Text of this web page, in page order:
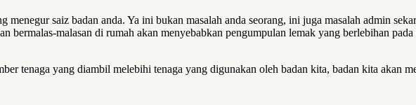
menegur saiz badan anda. Ya ini bukan masalah anda seorang, ini juga masalah admin
bermalas-malasan di rumah akan menyebabkan pengumpulan lemak yang berlebihan
tenaga yang diambil melebihi tenaga yang digunakan oleh badan kita, badan kita akan